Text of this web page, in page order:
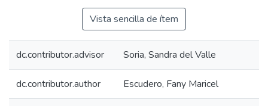
Vista sencilla de ítem
dc.contributor.advisor Soria, Sandra del Valle
dc.contributor.author Escudero, Fany Maricel